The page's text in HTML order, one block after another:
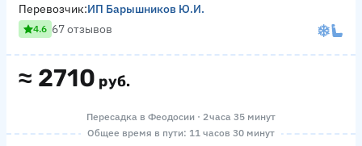
≈ 2710 руб.
Перевозчик:ИП Барышников Ю.И.
4.6 67 отзывов
Пересадка в Феодосии · 2 часа 35 минут
Общее время в пути: 11 часов 30 минут